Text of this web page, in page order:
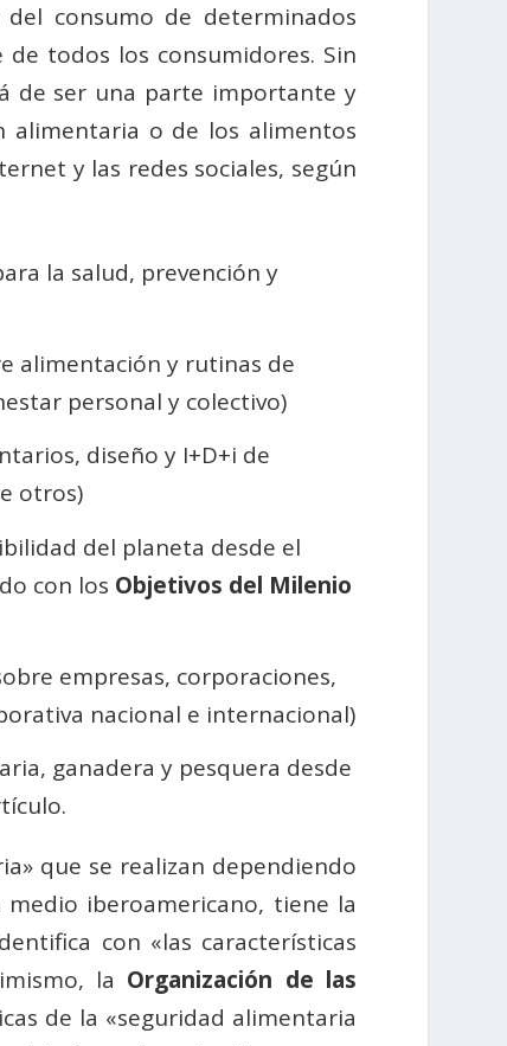
consumo de determinados
todos los consumidores. Sin
de ser una parte importante y
alimentaria o de los alimentos
y las redes sociales, según
la salud, prevención y
alimentación y rutinas de
personal y colectivo)
diseño y I+D+i de
otros)
del planeta desde el
con los Objetivos del Milenio
empresas, corporaciones,
nacional e internacional)
ganadera y pesquera desde
que se realizan dependiendo
iberoamericano, tiene la
con «las características
la Organización de las
de la «seguridad alimentaria